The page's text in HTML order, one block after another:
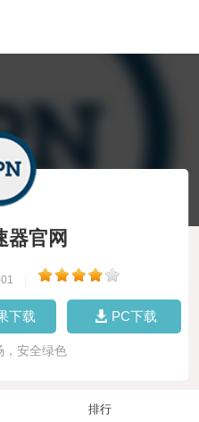
器官网
下载 PC下载
，安全绿色
排行